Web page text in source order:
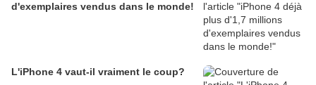
d'exemplaires vendus dans le monde!
L'iPhone 4 vaut-il vraiment le coup?